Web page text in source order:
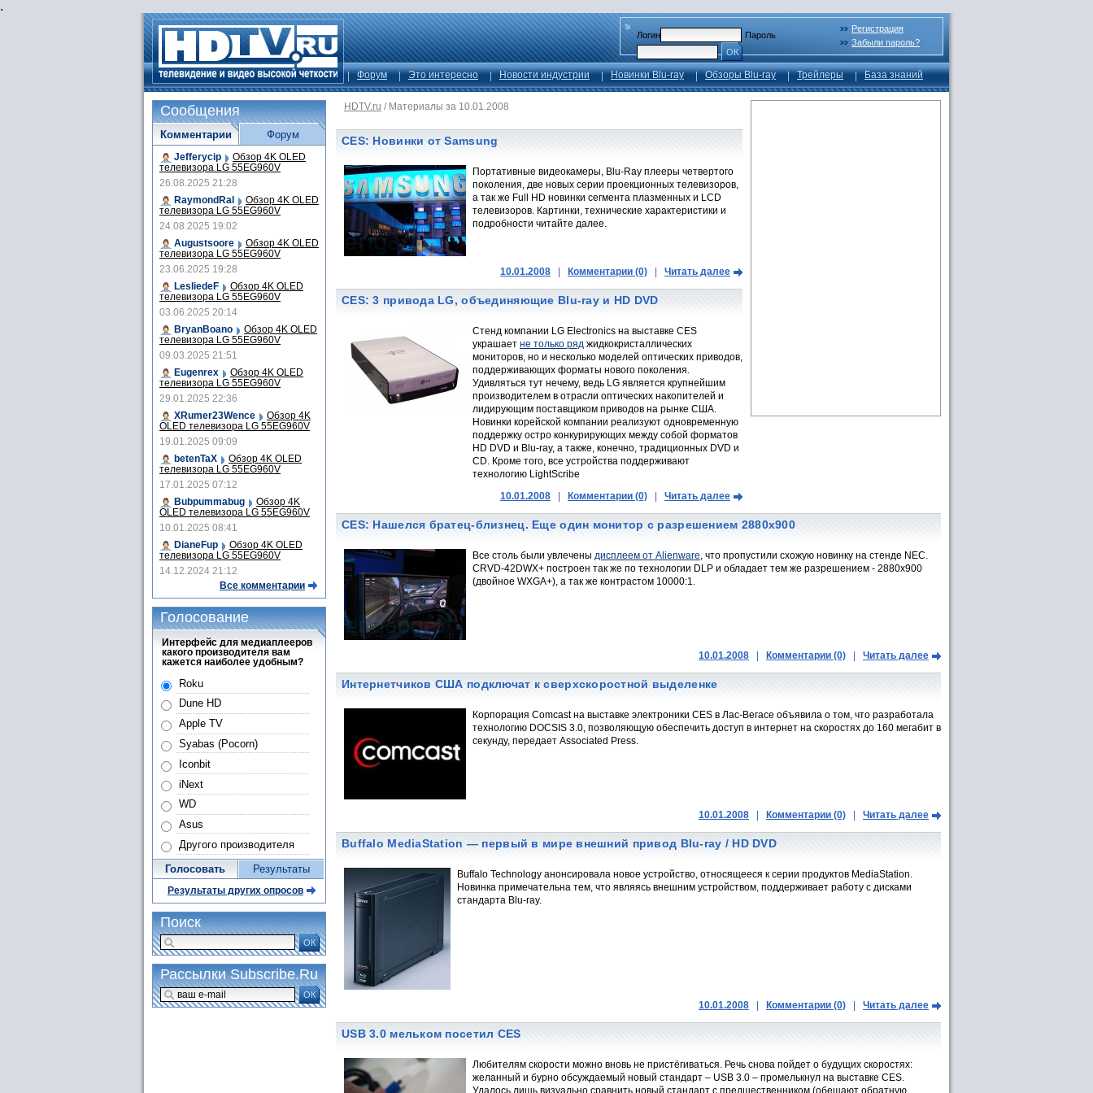
.
Логин
Пароль
ОК
Регистрация
Забыли пароль?
Форум Это интересно Новости индустрии Новинки Blu-ray Обзоры Blu-ray Трейлеры База знаний
HDTV.ru / Материалы за 10.01.2008
CES: Новинки от Samsung
Портативные видеокамеры, Blu-Ray плееры четвертого
поколения, две новых серии проекционных телевизоров,
а так же Full HD новинки сегмента плазменных и LCD
телевизоров. Картинки, технические характеристики и
подробности читайте далее.
10.01.2008 Комментарии (0) Читать далее
CES: 3 привода LG, объединяющие Blu-ray и HD DVD
Стенд компании LG Electronics на выставке CES
украшает не только ряд жидкокристаллических
мониторов, но и несколько моделей оптических приводов,
поддерживающих форматы нового поколения.
Удивляться тут нечему, ведь LG является крупнейшим
производителем в отрасли оптических накопителей и
лидирующим поставщиком приводов на рынке США.
Новинки корейской компании реализуют одновременную
поддержку остро конкурирующих между собой форматов
HD DVD и Blu-ray, а также, конечно, традиционных DVD и
CD. Кроме того, все устройства поддерживают
технологию LightScribe
10.01.2008
Комментарии (0) Читать далее
CES: Нашелся братец-близнец. Еще один монитор с разрешением 2880х900
Все столь были увлечены дисплеем от Alienware, что пропустили схожую новинку на стенде NEC.
CRVD-42DWX+ построен так же по технологии DLP и обладает тем же разрешением - 2880x900
(двойное WXGA+), а так же контрастом 10000:1.
10.01.2008 Комментарии (0) Читать далее
Интернетчиков США подключат к сверхскоростной выделенке
Корпорация Comcast на выставке электроники CES в Лас-Вегасе объявила о том, что разработала
технологию DOCSIS 3.0, позволяющую обеспечить доступ в интернет на скоростях до 160 мегабит в
секунду, передает Associated Press.
10.01.2008 Комментарии (0) Читать далее
Buffalo MediaStation — первый в мире внешний привод Blu-ray / HD DVD
Buffalo Technology анонсировала новое устройство, относящееся к серии продуктов MediaStation.
Новинка примечательна тем, что являясь внешним устройством, поддерживает работу с дисками
стандарта Blu-ray.
10.01.2008 Комментарии (0) Читать далее
USB 3.0 мельком посетил CES
Любителям скорости можно вновь не пристёгиваться. Речь снова пойдет о будущих скоростях:
желанный и бурно обсуждаемый новый стандарт – USB 3.0 – промелькнул на выставке CES.
Удалось лишь визуально сравнить новый стандарт с предшественником (обещают обратную
Сообщения
Комментарии
Jefferycip Обзор 4K OLED
телевизора LG 55EG960V
26.08.2025 21:28
RaymondRal
Обзор 4K OLED
телевизора LG 55EG960V
24.08.2025 19:02
Augustsoore
Обзор 4K OLED
телевизора LG 55EG960V
23.06.2025 19:28
LesliedeF
Обзор 4K OLED
телевизора LG 55EG960V
03.06.2025 20:14
BryanBoano
Обзор 4K OLED
телевизора LG 55EG960V
09.03.2025 21:51
Eugenrex
Обзор 4K OLED
телевизора LG 55EG960V
29.01.2025 22:36
XRumer23Wence
Обзор 4K
OLED телевизора LG 55EG960V
19.01.2025 09:09
betenTaX
Обзор 4K OLED
телевизора LG 55EG960V
17.01.2025 07:12
Bubpummabug
Обзор 4K
OLED телевизора LG 55EG960V
10.01.2025 08:41
DianeFup
Обзор 4K OLED
телевизора LG 55EG960V
14.12.2024 21:12
Все комментарии
Форум
Голосование
Интерфейс для медиаплееров
какого производителя вам
кажется наиболее удобным?
Roku
Dune HD
Apple TV
Syabas (Pocorn)
Iconbit
iNext
WD
Asus
Другого производителя
Голосовать Результаты
Результаты других опросов
Поиск
ОК
Рассылки Subscribe.Ru
ОК